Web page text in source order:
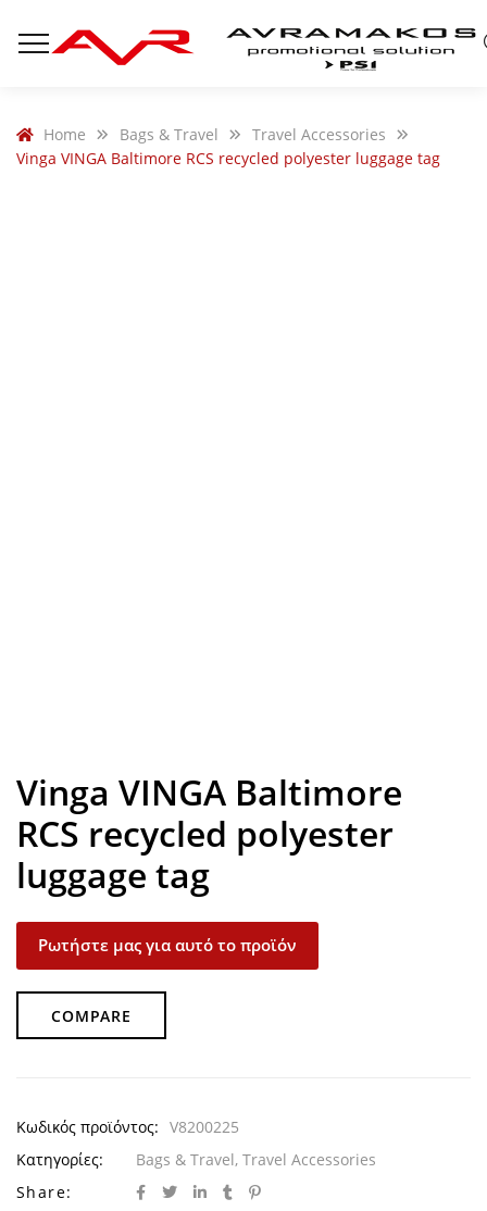
Home Bags & Travel
Travel Accessories
Vinga VINGA Baltimore RCS recycled polyester luggage tag
Vinga VINGA Baltimore
RCS recycled polyester
luggage tag
Ρωτήστε μας για αυτό το προϊόν
COMPARE
Κωδικός προϊόντος: V8200225
Κατηγορίες:
Bags & Travel, Travel Accessories
Share: